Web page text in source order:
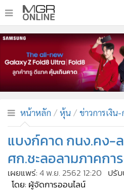
• หน้าหลัก
ทันเหตุการณ์
ภาคใต้
• ภูมิภาค
• บันเทิง
ผู้จัดการรายวัน
• คอลัมนิสต์
• ละคร
CbizReview
หน้าหลัก หุ้น ข่าวการเงิน-
แบงก์คาด กนง.คง-
ศก.ชะลอลามภาคกา
เผยแพร่:4 พ.ย. 2562 12:20 ปรั
โดย: ผู้จัดการออนไลน์